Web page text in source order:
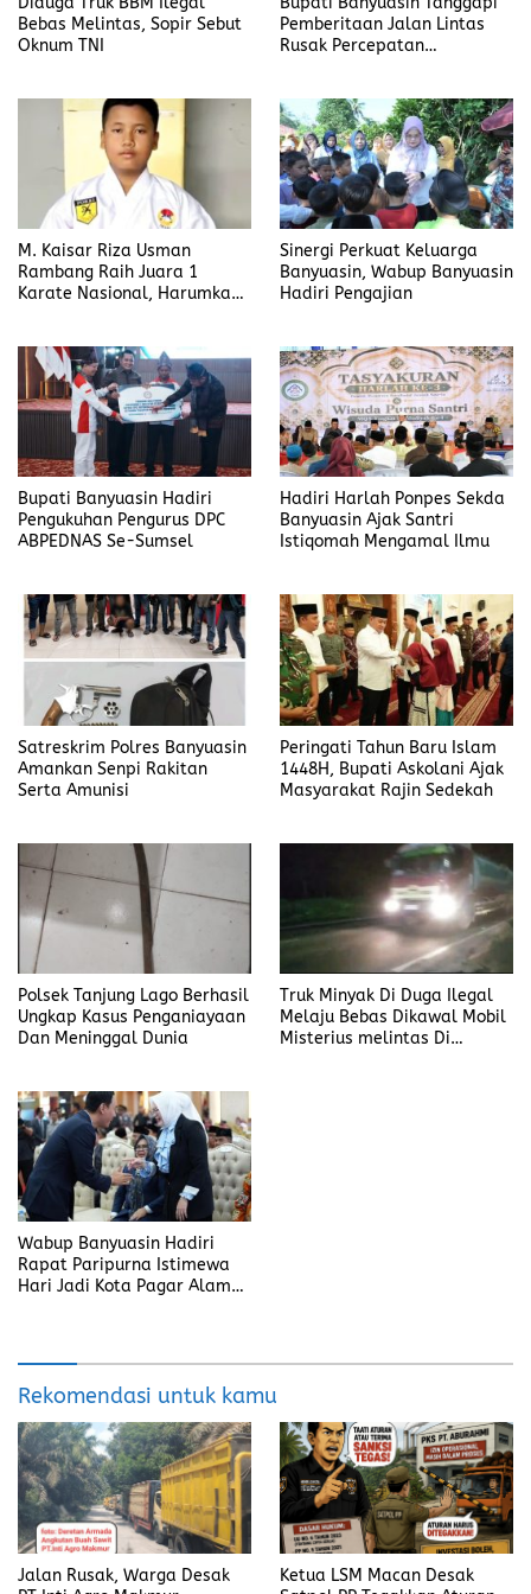
Bebas Melintas, Sopir Sebut
Oknum TNI
Pemberitaan Jalan Lintas
Rusak Percepatan
M. Kaisar Riza Usman
Rambang Raih Juara 1
Karate Nasional, Harumkan
Sinergi Perkuat Keluarga
Banyuasin, Wabup Banyuasin
Hadiri Pengajian
Bupati Banyuasin Hadiri
Pengukuhan Pengurus DPC
ABPEDNAS Se-Sumsel
Hadiri Harlah Ponpes Sekda
Banyuasin Ajak Santri
Istiqomah Mengamal Ilmu
Satreskrim Polres Banyuasin
Amankan Senpi Rakitan
Serta Amunisi
Peringati Tahun Baru Islam
1448H, Bupati Askolani Ajak
Masyarakat Rajin Sedekah
Polsek Tanjung Lago Berhasil
Ungkap Kasus Penganiayaan
Dan Meninggal Dunia
Truk Minyak Di Duga Ilegal
Melaju Bebas Dikawal Mobil
Misterius melintas Di
Wabup Banyuasin Hadiri
Rapat Paripurna Istimewa
Hari Jadi Kota Pagar Alam
Rekomendasi untuk kamu
Jalan Rusak, Warga Desak
Ketua LSM Macan Desak